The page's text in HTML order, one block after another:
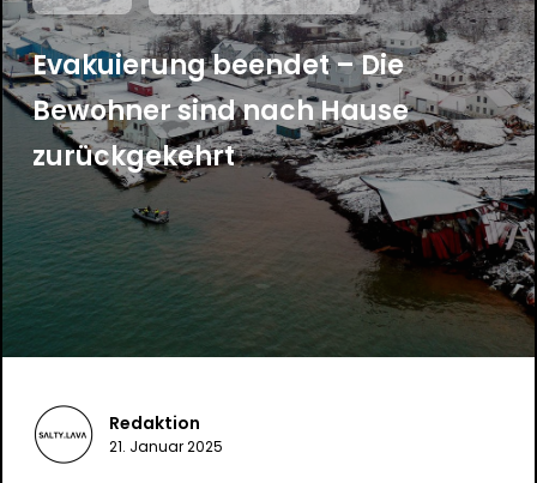
Evakuierung beendet – Die
Bewohner sind nach Hause
zurückgekehrt
Redaktion
21. Januar 2025